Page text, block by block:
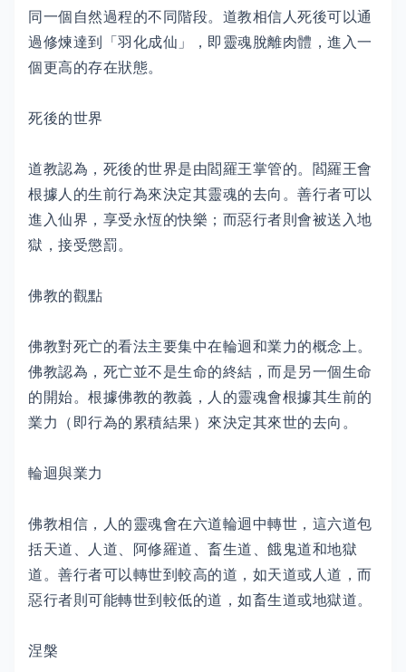
同一個自然過程的不同階段。道教相信人死後可以通
過修煉達到「羽化成仙」，即靈魂脫離肉體，進入一
個更高的存在狀態。
死後的世界
道教認為，死後的世界是由閻羅王掌管的。閻羅王會
根據人的生前行為來決定其靈魂的去向。善行者可以
進入仙界，享受永恆的快樂；而惡行者則會被送入地
獄，接受懲罰。
佛教的觀點
佛教對死亡的看法主要集中在輪迴和業力的概念上。
佛教認為，死亡並不是生命的終結，而是另一個生命
的開始。根據佛教的教義，人的靈魂會根據其生前的
業力（即行為的累積結果）來決定其來世的去向。
輪迴與業力
佛教相信，人的靈魂會在六道輪迴中轉世，這六道包
括天道、人道、阿修羅道、畜生道、餓鬼道和地獄
道。善行者可以轉世到較高的道，如天道或人道，而
惡行者則可能轉世到較低的道，如畜生道或地獄道。
涅槃